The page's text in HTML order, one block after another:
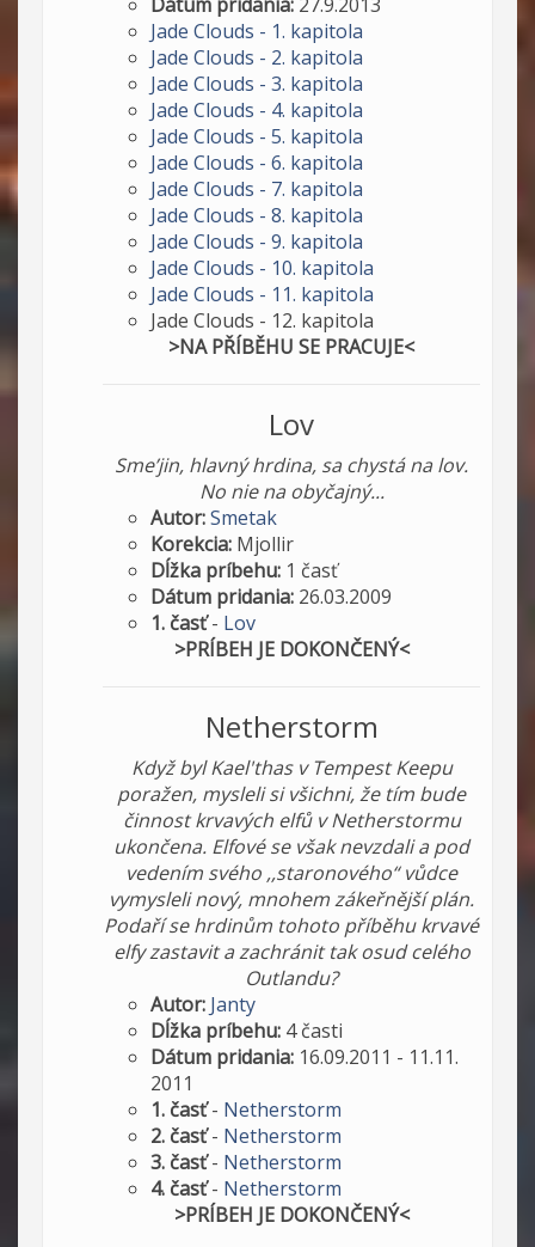
Jade Clouds - 1. kapitola
Jade Clouds - 2. kapitola
Jade Clouds - 3. kapitola
Jade Clouds - 4. kapitola
Jade Clouds - 5. kapitola
Jade Clouds - 6. kapitola
Jade Clouds - 7. kapitola
Jade Clouds - 8. kapitola
Jade Clouds - 9. kapitola
Jade Clouds - 10. kapitola
Jade Clouds - 11. kapitola
Jade Clouds - 12. kapitola
>NA PŘÍBĚHU SE PRACUJE<
Lov
Sme’jin, hlavný hrdina, sa chystá na lov.
No nie na obyčajný...
Autor:Smetak
Korekcia: Mjollir
Dĺžka príbehu: 1 časť
Dátum pridania: 26.03.2009
1. časť- Lov
>PRÍBEH JE DOKONČENÝ<
Netherstorm
Když byl Kael'thas v Tempest Keepu
poražen, mysleli si všichni, že tím bude
činnost krvavých elfů v Netherstormu
ukončena. Elfové se však nevzdali a pod
vedením svého ,,staronového“ vůdce
vymysleli nový, mnohem zákeřnější plán.
Podaří se hrdinům tohoto příběhu krvavé
elfy zastavit a zachránit tak osud celého
Outlandu?
Autor: Janty
Dĺžka príbehu: 4 časti
Dátum pridania: 16.09.2011 - 11.11.
2011
1. časť- Netherstorm
2. časť- Netherstorm
3. časť- Netherstorm
4. časť- Netherstorm
>PRÍBEH JE DOKONČENÝ<